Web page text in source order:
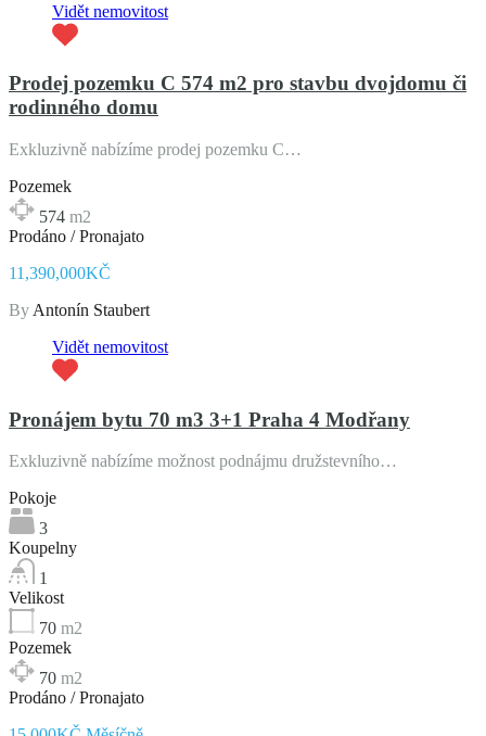
Vidět nemovitost
Prodej pozemku C 574 m2 pro stavbu dvojdomu či
rodinného domu
Exkluzivně nabízíme prodej pozemku C…
Pozemek
574 m2
Prodáno / Pronajato
11,390,000KČ
By Antonín Staubert
Vidět nemovitost
Pronájem bytu 70 m3 3+1 Praha 4 Modřany
Exkluzivně nabízíme možnost podnájmu družstevního…
Pokoje
3
Koupelny
1
Velikost
70 m2
Pozemek
70 m2
Prodáno / Pronajato